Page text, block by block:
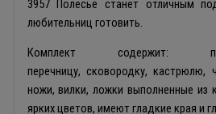
3957 Полесье станет отличным
любительниц готовить.
Комплект содержит:
перечницу, сковородку, кастрюлю,
ножи, вилки, ложки выполненные из
ярких цветов, имеют гладкие края и